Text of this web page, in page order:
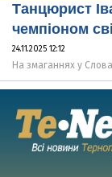
Танцюрист
чемпіоном
24.11.2025 12:12
На змаганнях у